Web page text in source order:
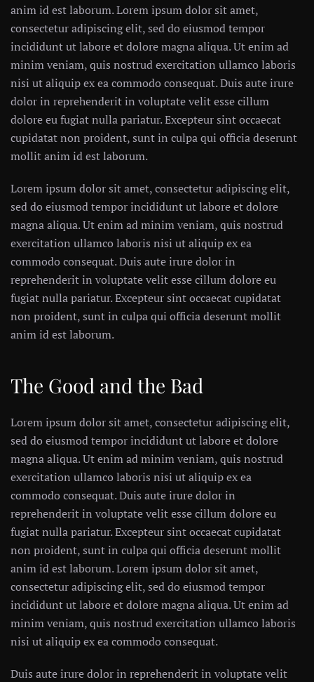
anim id est laborum. Lorem ipsum dolor sit amet,
consectetur adipiscing elit, sed do eiusmod tempor
incididunt ut labore et dolore magna aliqua. Ut enim ad
minim veniam, quis nostrud exercitation ullamco laboris
nisi ut aliquip ex ea commodo consequat. Duis aute irure
dolor in reprehenderit in voluptate velit esse cillum
dolore eu fugiat nulla pariatur. Excepteur sint occaecat
cupidatat non proident, sunt in culpa qui officia deserunt
mollit anim id est laborum.
Lorem ipsum dolor sit amet, consectetur adipiscing elit,
sed do eiusmod tempor incididunt ut labore et dolore
magna aliqua. Ut enim ad minim veniam, quis nostrud
exercitation ullamco laboris nisi ut aliquip ex ea
commodo consequat. Duis aute irure dolor in
reprehenderit in voluptate velit esse cillum dolore eu
fugiat nulla pariatur. Excepteur sint occaecat cupidatat
non proident, sunt in culpa qui officia deserunt mollit
anim id est laborum.
The Good and the Bad
Lorem ipsum dolor sit amet, consectetur adipiscing elit,
sed do eiusmod tempor incididunt ut labore et dolore
magna aliqua. Ut enim ad minim veniam, quis nostrud
exercitation ullamco laboris nisi ut aliquip ex ea
commodo consequat. Duis aute irure dolor in
reprehenderit in voluptate velit esse cillum dolore eu
fugiat nulla pariatur. Excepteur sint occaecat cupidatat
non proident, sunt in culpa qui officia deserunt mollit
anim id est laborum. Lorem ipsum dolor sit amet,
consectetur adipiscing elit, sed do eiusmod tempor
incididunt ut labore et dolore magna aliqua. Ut enim ad
minim veniam, quis nostrud exercitation ullamco laboris
nisi ut aliquip ex ea commodo consequat.
Duis aute irure dolor in reprehenderit in voluptate velit